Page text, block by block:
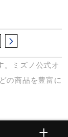
。ミズノ公式オ
の商品を豊富に